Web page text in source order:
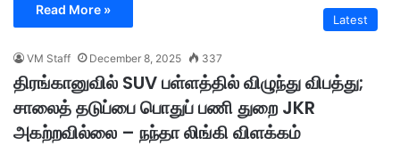
Read More »
Latest
VM Staff December 8, 2025 337
திரங்கானுவில் SUV பள்ளத்தில் விழுந்து விபத்து;
சாலைத் தடுப்பை பொதுப் பணி துறை JKR
அகற்றவில்லை – நந்தா லிங்கி விளக்கம்